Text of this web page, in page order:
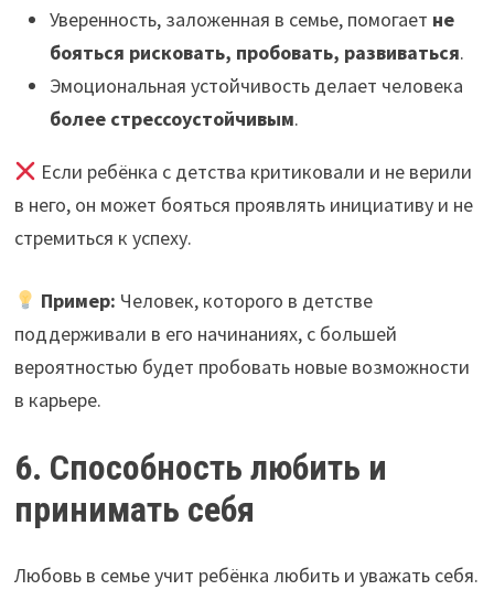
Уверенность, заложенная в семье, помогает не
бояться рисковать, пробовать, развиваться.
Эмоциональная устойчивость делает человека
более стрессоустойчивым.
Если ребёнка с детства критиковали и не верили
в него, он может бояться проявлять инициативу и не
стремиться к успеху.
Пример: Человек, которого в детстве
поддерживали в его начинаниях, с большей
вероятностью будет пробовать новые возможности
в карьере.
6. Способность любить и
принимать себя
Любовь в семье учит ребёнка любить и уважать себя.